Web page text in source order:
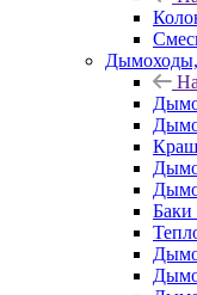
Баки